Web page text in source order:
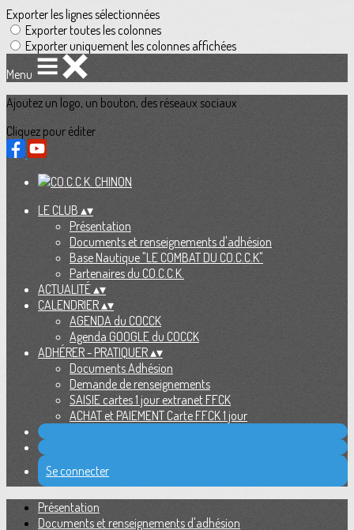
Exporter les lignes sélectionnées
Exporter toutes les colonnes
Exporter uniquement les colonnes affichées
Menu
Ajoutez un logo, un bouton, des réseaux sociaux
Cliquez pour éditer
LE CLUB ▴▾
Présentation
Documents et renseignements d'adhésion
Base Nautique "LE COMBAT DU CO.C.C.K"
Partenaires du CO.C.C.K.
ACTUALITÉ▴▾
CALENDRIER▴▾
AGENDA du COCCK
Agenda GOOGLE du COCCK
ADHÉRER - PRATIQUER▴▾
Documents Adhésion
Demande de renseignements
SAISIE cartes 1 jour extranet FFCK
ACHAT et PAIEMENT Carte FFCK 1 jour
Se connecter
Présentation
Documents et renseignements d'adhésion